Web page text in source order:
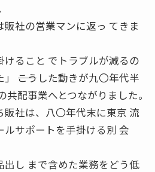
社の営業マンに返っ てきま
ること でトラブルが減るの
――こうした動きが九〇年代半
配事業へとつながりました。
販社は、八〇年代末に東京 流
サポートを手掛ける別 会
し まで含めた業務をどう低